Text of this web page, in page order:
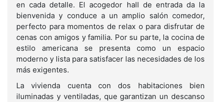
en cada detalle. El acogedor hall de entrada da la
bienvenida y conduce a un amplio salón comedor,
perfecto para momentos de relax o para disfrutar de
cenas con amigos y familia. Por su parte, la cocina de
estilo americana se presenta como un espacio
moderno y lista para satisfacer las necesidades de los
más exigentes.
La vivienda cuenta con dos habitaciones bien
iluminadas y ventiladas, que garantizan un descanso